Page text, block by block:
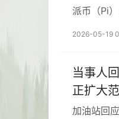
派币（Pi
2026-05-19
当事人
正扩大
加油站回